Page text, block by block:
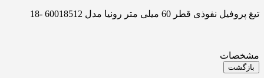
تیغ پروفیل نفوذی قطر 60 میلی متر رونیا مدل 60018512 -18
مشخصات
بازگشت